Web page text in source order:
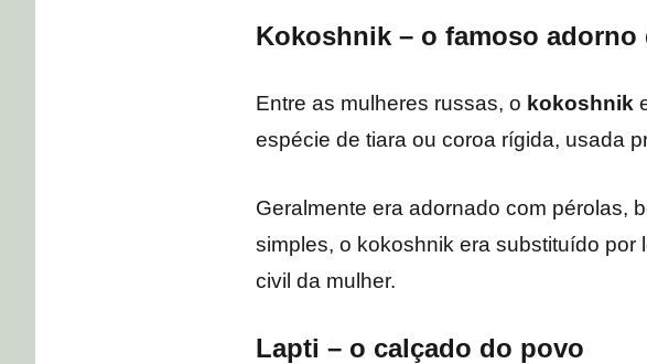
Kokoshnik – o famoso adorno
Entre as mulheres russas, o kokoshnik
espécie de tiara ou coroa rígida, usada
Geralmente era adornado com pérolas,
simples, o kokoshnik era substituído
civil da mulher.
Lapti – o calçado do povo